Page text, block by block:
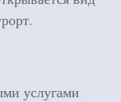
услугами